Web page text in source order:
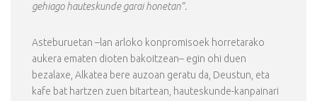
gehiago hauteskunde garai honetan”.
Asteburuetan –lan arloko konpromisoek horretarako
aukera ematen dioten bakoitzean– egin ohi duen
bezalaxe, Alkatea bere auzoan geratu da, Deustun, eta
kafe bat hartzen zuen bitartean, hauteskunde-kanpainari